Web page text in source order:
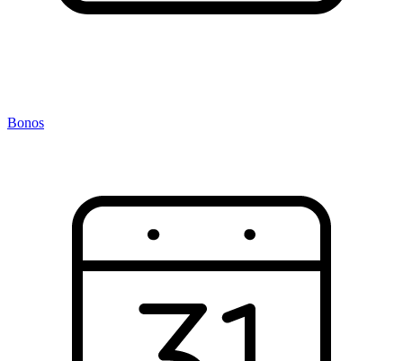
Bonos